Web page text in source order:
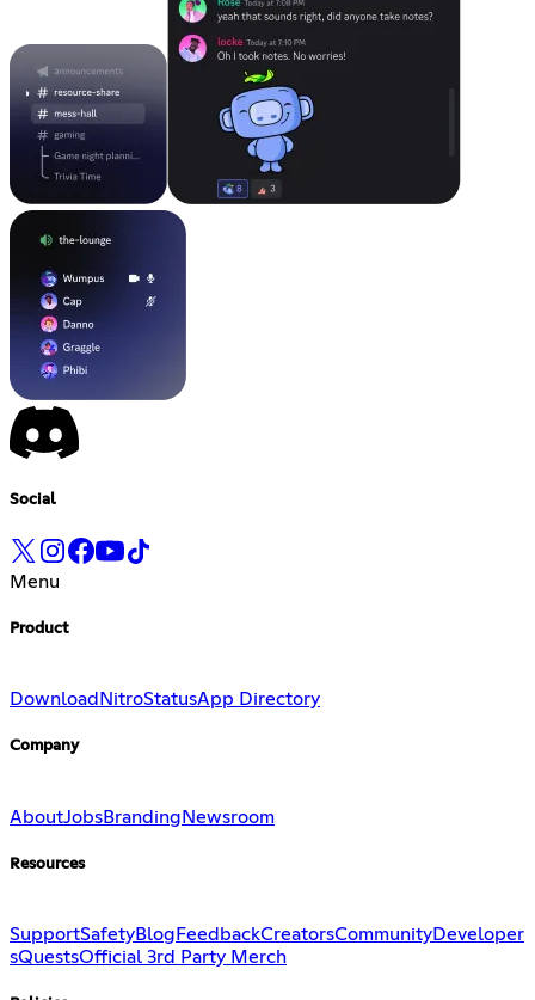
Social
Menu
Product
Download NitroStatusApp Directory
Company
AboutJobsBrandingNewsroom
Resources
SupportSafetyBlog FeedbackCreatorsCommunityDeveloper
sQuestsOfficial 3rd Party Merch